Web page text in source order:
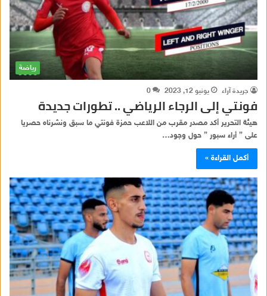
رياضة
جريدة آراء يونيو 12, 2023 0
فونتي إلى الرجاء الرياضي .. تطورات جديدة
هيئة التحرير أكد مصدر مقرب من اللاعب حمزة فونتي ما سبق ونشرناه حصريا
على ” أراء سبور ” حول وجود…
أكمل القراءة »